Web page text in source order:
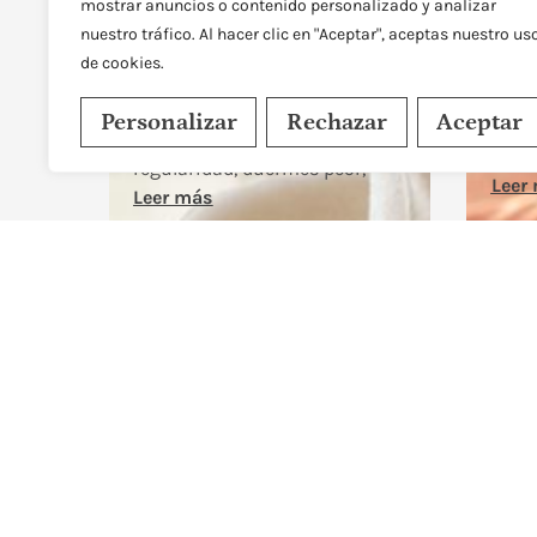
mostrar anuncios o contenido personalizado y analizar
nuestro tráfico. Al hacer clic en "Aceptar", aceptas nuestro
de cookies.
Personalizar Rechazar Aceptar
cambios
Síntomas de la
reconocer los primeros
cambios ¿Tu menstruación ya
no llega con la misma
regularidad, duermes peor,
Leer más
Día
Leer